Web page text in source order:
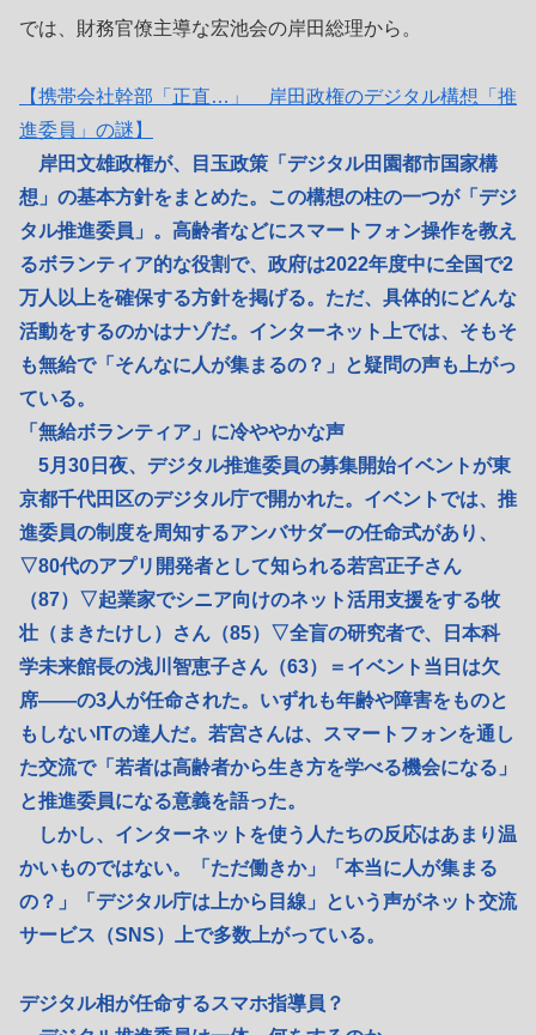
では、財務官僚主導な宏池会の岸田総理から。
【携帯会社幹部「正直…」 岸田政権のデジタル構想「推
進委員」の謎】
岸田文雄政権が、目玉政策「デジタル田園都市国家構
想」の基本方針をまとめた。この構想の柱の一つが「デジ
タル推進委員」。高齢者などにスマートフォン操作を教え
るボランティア的な役割で、政府は2022年度中に全国で2
万人以上を確保する方針を掲げる。ただ、具体的にどんな
活動をするのかはナゾだ。インターネット上では、そもそ
も無給で「そんなに人が集まるの？」と疑問の声も上がっ
ている。
「無給ボランティア」に冷ややかな声
5月30日夜、デジタル推進委員の募集開始イベントが東
京都千代田区のデジタル庁で開かれた。イベントでは、推
進委員の制度を周知するアンバサダーの任命式があり、
▽80代のアプリ開発者として知られる若宮正子さん
（87）▽起業家でシニア向けのネット活用支援をする牧
壮（まきたけし）さん（85）▽全盲の研究者で、日本科
学未来館長の浅川智恵子さん（63）＝イベント当日は欠
席――の3人が任命された。いずれも年齢や障害をものと
もしないITの達人だ。若宮さんは、スマートフォンを通し
た交流で「若者は高齢者から生き方を学べる機会になる」
と推進委員になる意義を語った。
しかし、インターネットを使う人たちの反応はあまり温
かいものではない。「ただ働きか」「本当に人が集まる
の？」「デジタル庁は上から目線」という声がネット交流
サービス（SNS）上で多数上がっている。
デジタル相が任命するスマホ指導員？